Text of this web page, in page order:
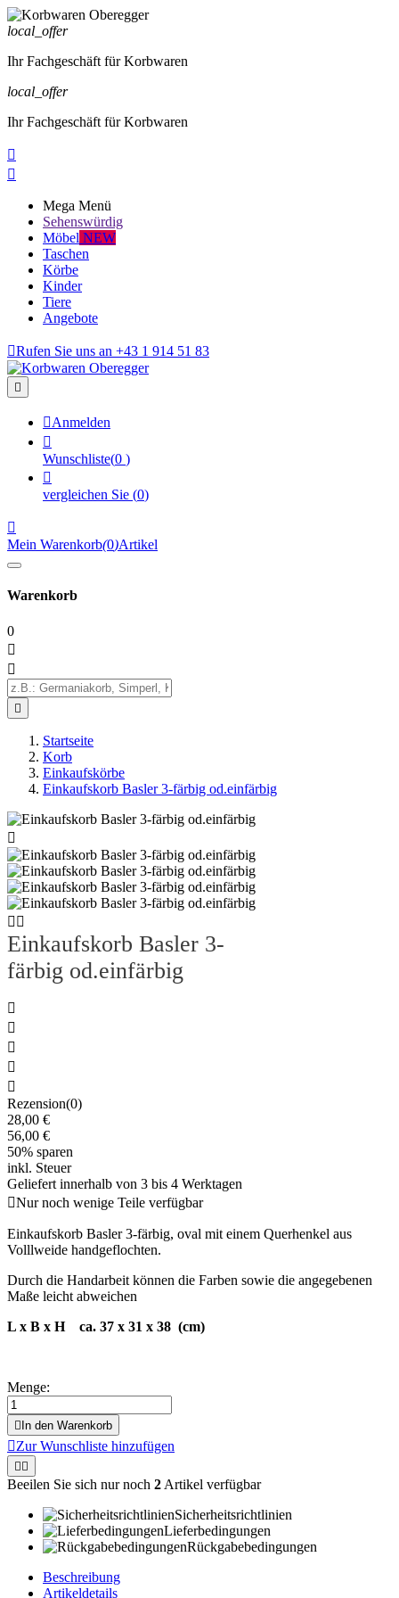
local_offer
Ihr Fachgeschäft für Korbwaren
local_offer
Ihr Fachgeschäft für Korbwaren


Mega Menü
Sehenswürdig
Möbel NEW
Taschen
Körbe
Kinder
Tiere
Angebote
Rufen Sie uns an +43 1 914 51 83

Anmelden

Wunschliste(0 )

vergleichen Sie (0)

Mein Warenkorb(0)Artikel
Warenkorb
0



Startseite
Korb
Einkaufskörbe
Einkaufskorb Basler 3-färbig od.einfärbig

 
Einkaufskorb Basler 3-
färbig od.einfärbig





Rezension(0)
28,00 €
56,00 €
50% sparen
inkl. Steuer
Geliefert innerhalb von 3 bis 4 Werktagen
Nur noch wenige Teile verfügbar
Einkaufskorb Basler 3-färbig, oval mit einem Querhenkel aus
Volllweide handgeflochten.
Durch die Handarbeit können die Farben sowie die angegebenen
Maße leicht abweichen
L x B x H ca. 37 x 31 x 38 (cm)
Menge:
In den Warenkorb
Zur Wunschliste hinzufügen

Beeilen Sie sich nur noch 2 Artikel verfügbar
Sicherheitsrichtlinien
Lieferbedingungen
Rückgabebedingungen
Beschreibung
Artikeldetails